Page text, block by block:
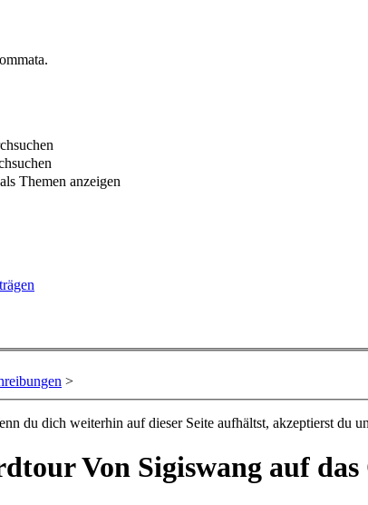
Themen anzeigen
>
du dich weiterhin auf dieser Seite aufhältst, akzeptierst du
Von Sigiswang auf